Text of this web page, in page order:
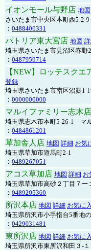
イオンモール与野店 地図
さいたま市中央区本町西5-2-
： 0488406331
パトリア東大宮店 地図
埼玉県さいたま市見沼区春野
： 0487959714
【NEW】ロッテスクエ
登録
埼玉県さいたま市南区沼影1-
： 0000000000
マルイファミリー志木店
埼玉県志木市本町5-26-1 マ
： 0484861201
草加舎人店 地図 詳細 お気
埼玉県草加市遊馬町2-1
： 0489267051
アコス草加店 地図 詳細 お
埼玉県草加市高砂２丁目７
： 0489205360
所沢本店 地図 詳細 お気に
埼玉県所沢市小手指台5番地
： 0429031481
東所沢店 地図 詳細 お気に
埼玉県所沢市東所沢和田３-１